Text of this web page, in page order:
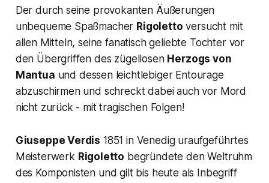
Der durch seine provokanten Äußerungen
unbequeme Spaßmacher Rigoletto versucht mit
allen Mitteln, seine fanatisch geliebte Tochter vor
den Übergriffen des zügellosen Herzogs von
Mantua und dessen leichtlebiger Entourage
abzuschirmen und schreckt dabei auch vor Mord
nicht zurück - mit tragischen Folgen!
Giuseppe Verdis 1851 in Venedig uraufgeführtes
Meisterwerk Rigoletto begründete den Weltruhm
des Komponisten und gilt bis heute als Inbegriff